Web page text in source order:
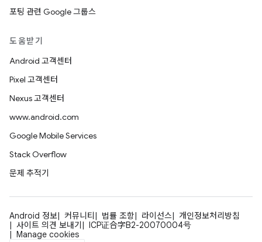
포팅 관련 Google 그룹스
도움받기
Android 고객센터
Pixel 고객센터
Nexus 고객센터
www.android.com
Google Mobile Services
Stack Overflow
문제 추적기
Android 정보 커뮤니티 법률 조항 라이선스
개인정보처리방침
사이트 의견 보내기
ICP证合字B2-20070004号
Manage cookies